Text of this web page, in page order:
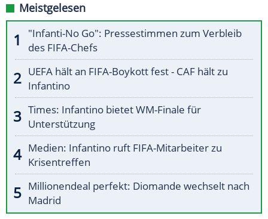
Meistgelesen
"Infanti-No Go": Pressestimmen zum Verbleib
des FIFA-Chefs
UEFA hält an FIFA-Boykott fest - CAF hält zu
Infantino
Times: Infantino bietet WM-Finale für
Unterstützung
Medien: Infantino ruft FIFA-Mitarbeiter zu
Krisentreffen
Millionendeal perfekt: Diomande wechselt nach
Madrid